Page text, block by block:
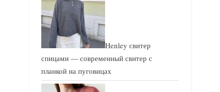
Henley свитер
спицами — современный свитер с
планкой на пуговицах